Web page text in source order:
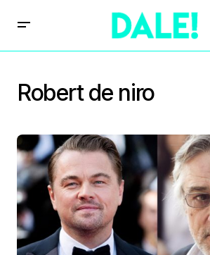
Robert de niro